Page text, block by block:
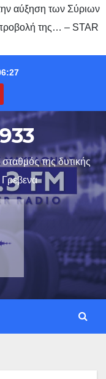
αύξηση των Σύριων
της… – STAR
της δυτικής